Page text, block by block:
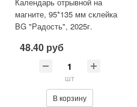
магните, 95*135 мм склейка
BG "Радость", 2025г.
48.40 руб
шт
В корзину